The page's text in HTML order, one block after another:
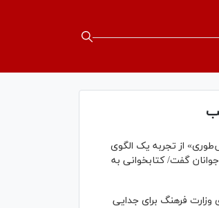
از تجربه یک الگوی
گفت/ کتابخوانی به
فرهنگ برای جدایی